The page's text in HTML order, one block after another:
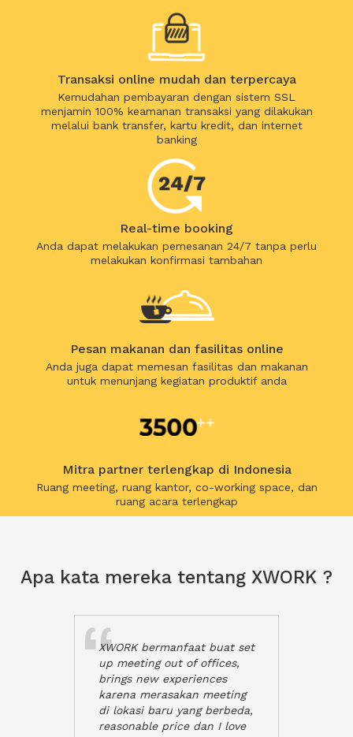
Transaksi online mudah dan terpercaya
Kemudahan pembayaran dengan sistem SSL
menjamin 100% keamanan transaksi yang dilakukan
melalui bank transfer, kartu kredit, dan internet
banking
Real-time booking
Anda dapat melakukan pemesanan 24/7 tanpa perlu
melakukan konfirmasi tambahan
Pesan makanan dan fasilitas online
Anda juga dapat memesan fasilitas dan makanan
untuk menunjang kegiatan produktif anda
Mitra partner terlengkap di Indonesia
Ruang meeting, ruang kantor, co-working space, dan
ruang acara terlengkap
Apa kata mereka tentang XWORK ?
XWORK bermanfaat buat set
up meeting out of offices,
brings new experiences
karena merasakan meeting
di lokasi baru yang berbeda,
reasonable price dan I love